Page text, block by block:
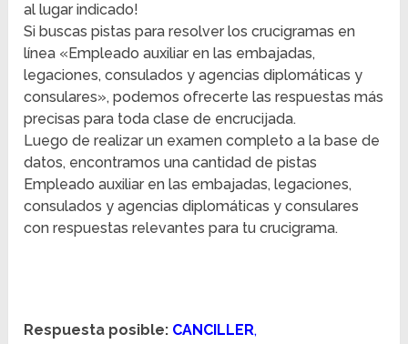
al lugar indicado!
Si buscas pistas para resolver los crucigramas en
línea «Empleado auxiliar en las embajadas,
legaciones, consulados y agencias diplomáticas y
consulares», podemos ofrecerte las respuestas más
precisas para toda clase de encrucijada.
Luego de realizar un examen completo a la base de
datos, encontramos una cantidad de pistas
Empleado auxiliar en las embajadas, legaciones,
consulados y agencias diplomáticas y consulares
con respuestas relevantes para tu crucigrama.
Respuesta posible: CANCILLER,